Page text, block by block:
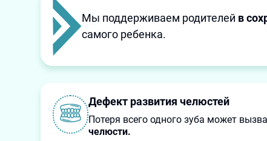
Мы поддерживаем родителей в
самого ребенка.
Дефект развития челюстей
Потеря всего одного зуба может
челюсти.